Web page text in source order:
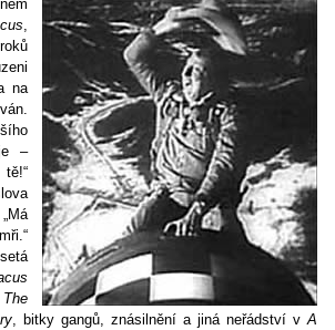
,
na
–
The
, bitky gangů, znásilnění a jiná neřádství vA